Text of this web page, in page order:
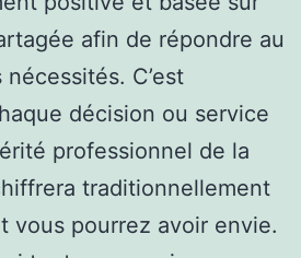
afin de répondre au
C’est
décision ou service
professionnel de la
traditionnellement
vous pourrez avoir envie.